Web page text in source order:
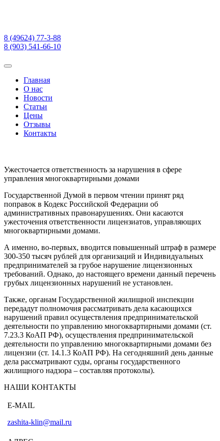
8 (49624) 77-3-88
8 (903) 541-66-10
Главная
О нас
Новости
Статьи
Цены
Отзывы
Контакты
Ужесточается ответственность за нарушения в сфере
управления многоквартирными домами
Государственной Думой в первом чтении принят ряд
поправок в Кодекс Российской Федерации об
административных правонарушениях. Они касаются
ужесточения ответственности лицензиатов, управляющих
многоквартирными домами.
А именно, во-первых, вводится повышенный штраф в размере
300-350 тысяч рублей для организаций и Индивидуальных
предпринимателей за грубое нарушение лицензионных
требований. Однако, до настоящего времени данный перечень
грубых лицензионных нарушений не установлен.
Также, органам Государственной жилищной инспекции
передадут полномочия рассматривать дела касающихся
нарушений правил осуществления предпринимательской
деятельности по управлению многоквартирными домами (ст.
7.23.3 КоАП РФ), осуществления предпринимательской
деятельности по управлению многоквартирными домами без
лицензии (ст. 14.1.3 КоАП РФ). На сегодняшний день данные
дела рассматривают суды, органы государственного
жилищного надзора – составляя протоколы).
НАШИ КОНТАКТЫ
E-MAIL
zashita-klin@mail.ru